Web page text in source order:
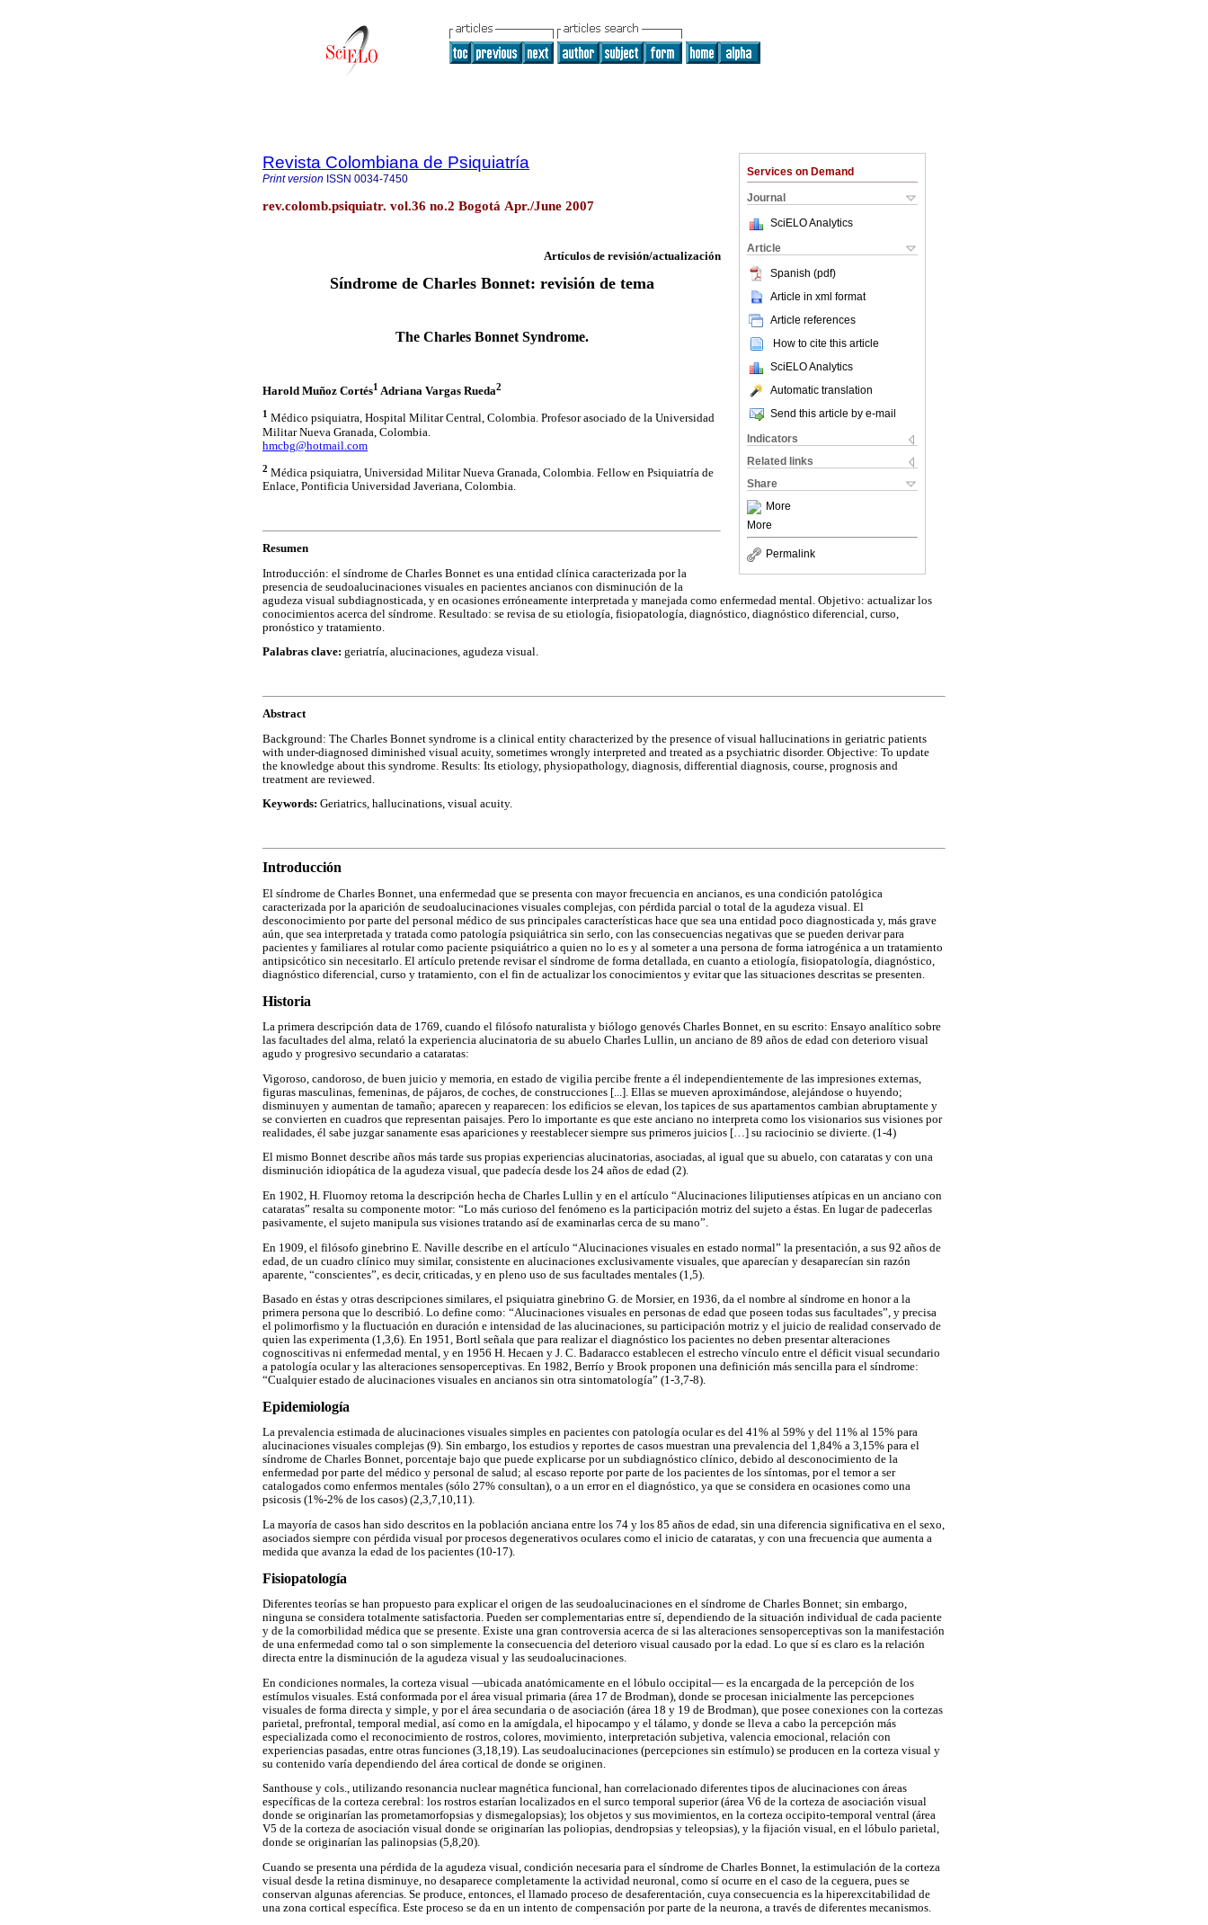
Services on Demand
Journal
SciELO Analytics
Article
Spanish (pdf)
Article in xml format
Article references
How to cite this article
SciELO Analytics
Automatic translation
Send this article by e-mail
Indicators
Related links
Share
More
More
Permalink
Revista Colombiana de Psiquiatría
Print version ISSN 0034-7450
rev.colomb.psiquiatr. vol.36 no.2 Bogotá Apr./June 2007
Artículos de revisión/actualización
Síndrome de Charles Bonnet: revisión de tema
The Charles Bonnet Syndrome.
Harold Muñoz Cortés1 Adriana Vargas Rueda2
1 Médico psiquiatra, Hospital Militar Central, Colombia. Profesor asociado de la Universidad
Militar Nueva Granada, Colombia.
hmcbg@hotmail.com
2 Médica psiquiatra, Universidad Militar Nueva Granada, Colombia. Fellow en Psiquiatría de
Enlace, Pontificia Universidad Javeriana, Colombia.
Resumen
Introducción: el síndrome de Charles Bonnet es una entidad clínica caracterizada por la
presencia de seudoalucinaciones visuales en pacientes ancianos con disminución de la
agudeza visual subdiagnosticada, y en ocasiones erróneamente interpretada y manejada como enfermedad mental. Objetivo: actualizar los
conocimientos acerca del síndrome. Resultado: se revisa de su etiología, fisiopatología, diagnóstico, diagnóstico diferencial, curso,
pronóstico y tratamiento.
Palabras clave: geriatría, alucinaciones, agudeza visual.
Abstract
Background: The Charles Bonnet syndrome is a clinical entity characterized by the presence of visual hallucinations in geriatric patients
with under-diagnosed diminished visual acuity, sometimes wrongly interpreted and treated as a psychiatric disorder. Objective: To update
the knowledge about this syndrome. Results: Its etiology, physiopathology, diagnosis, differential diagnosis, course, prognosis and
treatment are reviewed.
Keywords: Geriatrics, hallucinations, visual acuity.
Introducción
El síndrome de Charles Bonnet, una enfermedad que se presenta con mayor frecuencia en ancianos, es una condición patológica
caracterizada por la aparición de seudoalucinaciones visuales complejas, con pérdida parcial o total de la agudeza visual. El
desconocimiento por parte del personal médico de sus principales características hace que sea una entidad poco diagnosticada y, más grave
aún, que sea interpretada y tratada como patología psiquiátrica sin serlo, con las consecuencias negativas que se pueden derivar para
pacientes y familiares al rotular como paciente psiquiátrico a quien no lo es y al someter a una persona de forma iatrogénica a un tratamiento
antipsicótico sin necesitarlo. El artículo pretende revisar el síndrome de forma detallada, en cuanto a etiología, fisiopatología, diagnóstico,
diagnóstico diferencial, curso y tratamiento, con el fin de actualizar los conocimientos y evitar que las situaciones descritas se presenten.
Historia
La primera descripción data de 1769, cuando el filósofo naturalista y biólogo genovés Charles Bonnet, en su escrito: Ensayo analítico sobre
las facultades del alma, relató la experiencia alucinatoria de su abuelo Charles Lullin, un anciano de 89 años de edad con deterioro visual
agudo y progresivo secundario a cataratas:
Vigoroso, candoroso, de buen juicio y memoria, en estado de vigilia percibe frente a él independientemente de las impresiones externas,
figuras masculinas, femeninas, de pájaros, de coches, de construcciones [...]. Ellas se mueven aproximándose, alejándose o huyendo;
disminuyen y aumentan de tamaño; aparecen y reaparecen: los edificios se elevan, los tapices de sus apartamentos cambian abruptamente y
se convierten en cuadros que representan paisajes. Pero lo importante es que este anciano no interpreta como los visionarios sus visiones por
realidades, él sabe juzgar sanamente esas apariciones y reestablecer siempre sus primeros juicios […] su raciocinio se divierte. (1-4)
El mismo Bonnet describe años más tarde sus propias experiencias alucinatorias, asociadas, al igual que su abuelo, con cataratas y con una
disminución idiopática de la agudeza visual, que padecía desde los 24 años de edad (2).
En 1902, H. Fluornoy retoma la descripción hecha de Charles Lullin y en el artículo “Alucinaciones liliputienses atípicas en un anciano con
cataratas” resalta su componente motor: “Lo más curioso del fenómeno es la participación motriz del sujeto a éstas. En lugar de padecerlas
pasivamente, el sujeto manipula sus visiones tratando así de examinarlas cerca de su mano”.
En 1909, el filósofo ginebrino E. Naville describe en el artículo “Alucinaciones visuales en estado normal” la presentación, a sus 92 años de
edad, de un cuadro clínico muy similar, consistente en alucinaciones exclusivamente visuales, que aparecían y desaparecían sin razón
aparente, “conscientes”, es decir, criticadas, y en pleno uso de sus facultades mentales (1,5).
Basado en éstas y otras descripciones similares, el psiquiatra ginebrino G. de Morsier, en 1936, da el nombre al síndrome en honor a la
primera persona que lo describió. Lo define como: “Alucinaciones visuales en personas de edad que poseen todas sus facultades”, y precisa
el polimorfismo y la fluctuación en duración e intensidad de las alucinaciones, su participación motriz y el juicio de realidad conservado de
quien las experimenta (1,3,6). En 1951, Bortl señala que para realizar el diagnóstico los pacientes no deben presentar alteraciones
cognoscitivas ni enfermedad mental, y en 1956 H. Hecaen y J. C. Badaracco establecen el estrecho vínculo entre el déficit visual secundario
a patología ocular y las alteraciones sensoperceptivas. En 1982, Berrío y Brook proponen una definición más sencilla para el síndrome:
“Cualquier estado de alucinaciones visuales en ancianos sin otra sintomatología” (1-3,7-8).
Epidemiología
La prevalencia estimada de alucinaciones visuales simples en pacientes con patología ocular es del 41% al 59% y del 11% al 15% para
alucinaciones visuales complejas (9). Sin embargo, los estudios y reportes de casos muestran una prevalencia del 1,84% a 3,15% para el
síndrome de Charles Bonnet, porcentaje bajo que puede explicarse por un subdiagnóstico clínico, debido al desconocimiento de la
enfermedad por parte del médico y personal de salud; al escaso reporte por parte de los pacientes de los síntomas, por el temor a ser
catalogados como enfermos mentales (sólo 27% consultan), o a un error en el diagnóstico, ya que se considera en ocasiones como una
psicosis (1%-2% de los casos) (2,3,7,10,11).
La mayoría de casos han sido descritos en la población anciana entre los 74 y los 85 años de edad, sin una diferencia significativa en el sexo,
asociados siempre con pérdida visual por procesos degenerativos oculares como el inicio de cataratas, y con una frecuencia que aumenta a
medida que avanza la edad de los pacientes (10-17).
Fisiopatología
Diferentes teorías se han propuesto para explicar el origen de las seudoalucinaciones en el síndrome de Charles Bonnet; sin embargo,
ninguna se considera totalmente satisfactoria. Pueden ser complementarias entre sí, dependiendo de la situación individual de cada paciente
y de la comorbilidad médica que se presente. Existe una gran controversia acerca de si las alteraciones sensoperceptivas son la manifestación
de una enfermedad como tal o son simplemente la consecuencia del deterioro visual causado por la edad. Lo que sí es claro es la relación
directa entre la disminución de la agudeza visual y las seudoalucinaciones.
En condiciones normales, la corteza visual —ubicada anatómicamente en el lóbulo occipital— es la encargada de la percepción de los
estímulos visuales. Está conformada por el área visual primaria (área 17 de Brodman), donde se procesan inicialmente las percepciones
visuales de forma directa y simple, y por el área secundaria o de asociación (área 18 y 19 de Brodman), que posee conexiones con la cortezas
parietal, prefrontal, temporal medial, así como en la amígdala, el hipocampo y el tálamo, y donde se lleva a cabo la percepción más
especializada como el reconocimiento de rostros, colores, movimiento, interpretación subjetiva, valencia emocional, relación con
experiencias pasadas, entre otras funciones (3,18,19). Las seudoalucinaciones (percepciones sin estímulo) se producen en la corteza visual y
su contenido varía dependiendo del área cortical de donde se originen.
Santhouse y cols., utilizando resonancia nuclear magnética funcional, han correlacionado diferentes tipos de alucinaciones con áreas
específicas de la corteza cerebral: los rostros estarían localizados en el surco temporal superior (área V6 de la corteza de asociación visual
donde se originarían las prometamorfopsias y dismegalopsias); los objetos y sus movimientos, en la corteza occipito-temporal ventral (área
V5 de la corteza de asociación visual donde se originarían las poliopias, dendropsias y teleopsias), y la fijación visual, en el lóbulo parietal,
donde se originarían las palinopsias (5,8,20).
Cuando se presenta una pérdida de la agudeza visual, condición necesaria para el síndrome de Charles Bonnet, la estimulación de la corteza
visual desde la retina disminuye, no desaparece completamente la actividad neuronal, como sí ocurre en el caso de la ceguera, pues se
conservan algunas aferencias. Se produce, entonces, el llamado proceso de desaferentación, cuya consecuencia es la hiperexcitabilidad de
una zona cortical específica. Este proceso se da en un intento de compensación por parte de la neurona, a través de diferentes mecanismos.